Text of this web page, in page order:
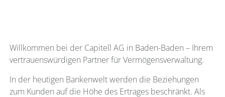
Willkommen bei der Capitell AG in Baden-Baden – Ihrem
vertrauenswürdigen Partner für Vermögensverwaltung.
In der heutigen Bankenwelt werden die Beziehungen
zum Kunden auf die Höhe des Ertrages beschränkt. Als